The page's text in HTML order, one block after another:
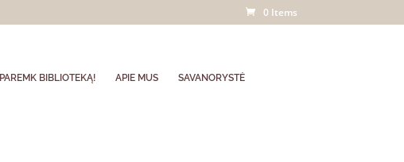
0 Items
PAREMK BIBLIOTEKĄ! APIE MUS SAVANORYSTĖ